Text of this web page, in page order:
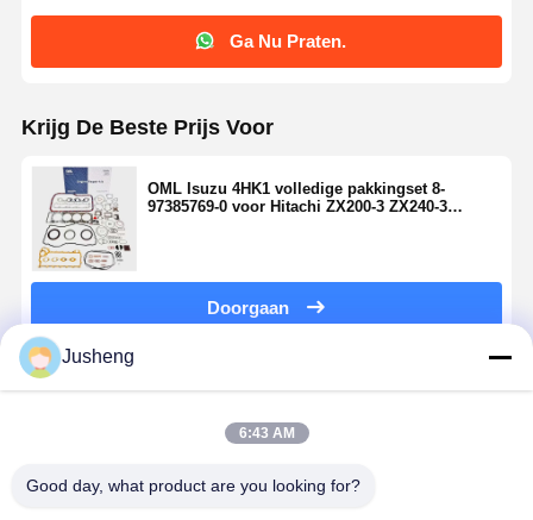
Ga Nu Praten.
Krijg De Beste Prijs Voor
OML Isuzu 4HK1 volledige pakkingset 8-
97385769-0 voor Hitachi ZX200-3 ZX240-3
Doorgaan
Geadviseerde Producten
Jusheng
6:43 AM
Good day, what product are you looking for?